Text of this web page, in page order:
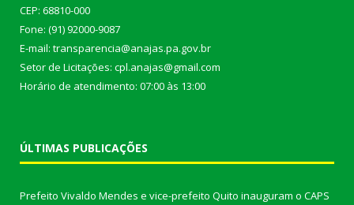
CEP: 68810-000
Fone: (91) 92000-9087
E-mail: transparencia@anajas.pa.gov.br
Setor de Licitações: cpl.anajas@gmail.com
Horário de atendimento: 07:00 às 13:00
ÚLTIMAS PUBLICAÇÕES
Prefeito Vivaldo Mendes e vice-prefeito Quito inauguram o CAPS